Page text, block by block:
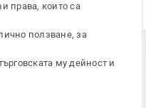
права, които са
ползване, за
му дейност и